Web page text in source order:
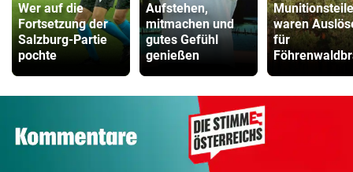
Wer auf die
Fortsetzung der
Salzburg-Partie
pochte
Aufstehen,
mitmachen und
gutes Gefühl
genießen
Munitionsteile
waren
für